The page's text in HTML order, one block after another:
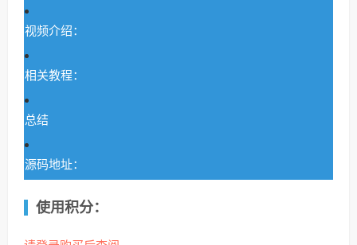
视频介绍：
相关教程：
总结
源码地址：
使用积分：